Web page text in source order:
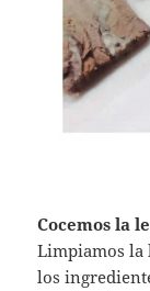
Cocemos la
Limpiamos
los